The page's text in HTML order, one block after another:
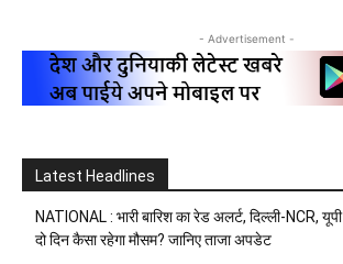
- Advertisement -
Latest Headlines
NATIONAL : भारी बारिश का रेड अलर्ट, दिल्ली-NCR,
दो दिन कैसा रहेगा मौसम? जानिए ताजा अपडेट